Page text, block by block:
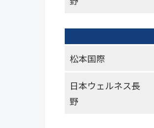
松本国際
日本ウェルネス長
野